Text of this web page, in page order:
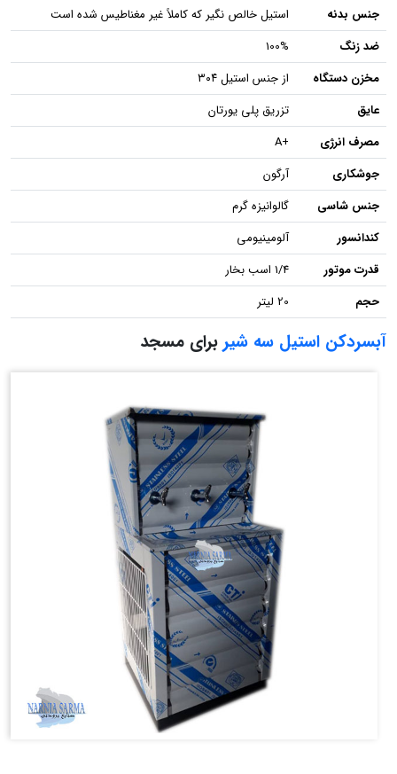
جنس بدنه
استیل خالص نگیر که کاملاً غیر مغناطیس شده است
ضد زنگ
100%
مخزن دستگاه
از جنس استیل ۳۰۴
عایق
تزریق پلی یورتان
مصرف انرژی
+A
جوشکاری
آرگون
جنس شاسی
گالوانیزه گرم
کندانسور
آلومینیومی
قدرت موتور
1/4 اسب بخار
حجم
20 لیتر
آبسردکن استیل سه شیربرای مسجد